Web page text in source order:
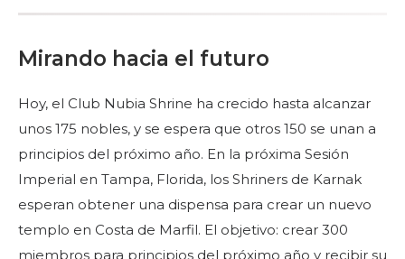
Mirando hacia el futuro
Hoy, el Club Nubia Shrine ha crecido hasta alcanzar
unos 175 nobles, y se espera que otros 150 se unan a
principios del próximo año. En la próxima Sesión
Imperial en Tampa, Florida, los Shriners de Karnak
esperan obtener una dispensa para crear un nuevo
templo en Costa de Marfil. El objetivo: crear 300
miembros para principios del próximo año y recibir su